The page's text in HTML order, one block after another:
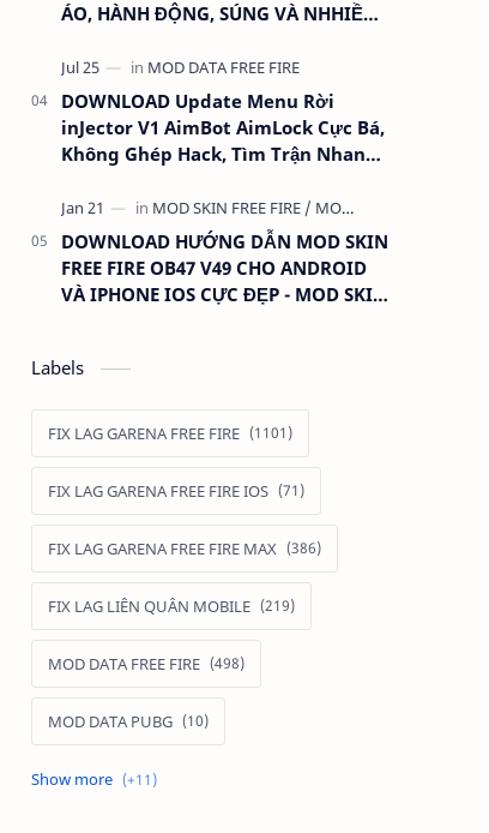
ÁO, HÀNH ĐỘNG, SÚNG VÀ NHHIỀU
DOWNLOAD Update Menu Rời
inJector V1 AimBot AimLock Cực Bá,
Không Ghép Hack, Tìm Trận Nhanh,
DOWNLOAD HƯỚNG DẪN MOD SKIN
FREE FIRE OB47 V49 CHO ANDROID
VÀ IPHONE IOS CỰC ĐẸP - MOD SKIN
Labels
FIX LAG GARENA FREE FIRE
FIX LAG GARENA FREE FIRE IOS
FIX LAG GARENA FREE FIRE MAX
FIX LAG LIÊN QUÂN MOBILE
MOD DATA FREE FIRE
MOD DATA PUBG
MOD FREE FIRE